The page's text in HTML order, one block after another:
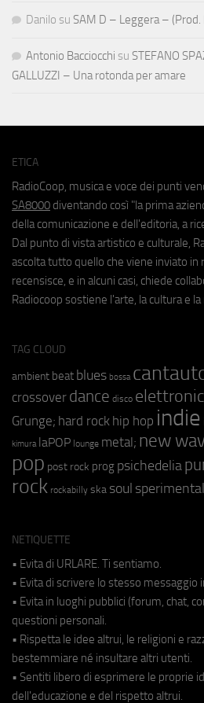
Danilo su SAM D – Leggera – (Prod.
Antonio Bacciocchi su STEFANO
GALLUZZI – Una rotonda per amare
ETICA
RadioCoop, musica e voce dei punti
SA8000 diventando così "la prima
della comunicazione e dell'editoria, a
Dal punto di vista artistico e culturale,
ascolta tutto quello che viene inviato in
recensisce, e in alcuni casi, chiede
Radiocoop sostiene l'arte, la cultura e
TAG CLOUD
ambient beat blues bossa
crossover dance disco
Grunge; hard rock hip hop indie
kimura laPOP lounge metal; new
pop post rock prog psichedelia
rock rockabilly ska soul
NETIQUETTE
• Evita di URLARE. Ti sentiamo.
• Evita di scrivere lo stesso messaggio
• Evita in luoghi pubblici (forum, chat,
questioni personali.
• Rispetta le idee altrui, le religioni e
bestemmiare né insultare altri utenti.
• Sentiti libero di esprimere le proprie
dell'educazione e del rispetto altrui.